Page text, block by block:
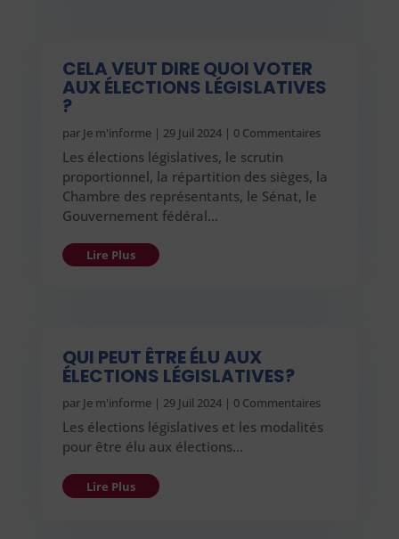
CELA VEUT DIRE QUOI VOTER
AUX ÉLECTIONS LÉGISLATIVES
?
par Je m'informe| 29 Juil 2024| 0 Commentaires
Les élections législatives, le scrutin
proportionnel, la répartition des sièges, la
Chambre des représentants, le Sénat, le
Gouvernement fédéral…
Lire Plus
QUI PEUT ÊTRE ÉLU AUX
ÉLECTIONS LÉGISLATIVES?
par Je m'informe| 29 Juil 2024| 0 Commentaires
Les élections législatives et les modalités
pour être élu aux élections…
Lire Plus